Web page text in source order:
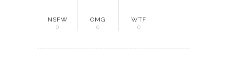
NSFW
0
OMG
0
WTF
0